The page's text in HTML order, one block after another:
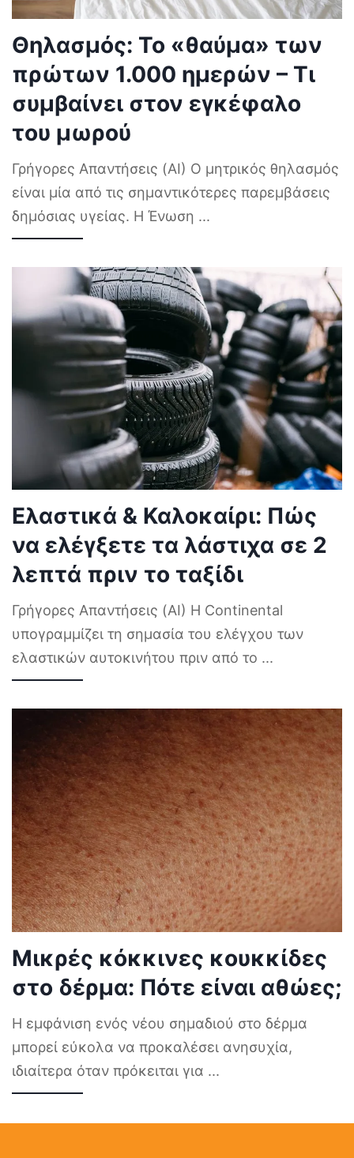
Θηλασμός: Το «θαύμα» των
πρώτων 1.000 ημερών – Τι
συμβαίνει στον εγκέφαλο
του μωρού
Γρήγορες Απαντήσεις (AI) Ο μητρικός θηλασμός
είναι μία από τις σημαντικότερες παρεμβάσεις
δημόσιας υγείας. Η Ένωση ...
Ελαστικά & Καλοκαίρι: Πώς
να ελέγξετε τα λάστιχα σε 2
λεπτά πριν το ταξίδι
Γρήγορες Απαντήσεις (AI) Η Continental
υπογραμμίζει τη σημασία του ελέγχου των
ελαστικών αυτοκινήτου πριν από το ...
Μικρές κόκκινες κουκκίδες
στο δέρμα: Πότε είναι αθώες;
Η εμφάνιση ενός νέου σημαδιού στο δέρμα
μπορεί εύκολα να προκαλέσει ανησυχία,
ιδιαίτερα όταν πρόκειται για ...